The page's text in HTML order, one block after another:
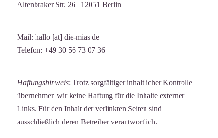
Altenbraker Str. 26 | 12051 Berlin
Mail: hallo [at] die-mias.de
Telefon: +49 30 56 73 07 36
Haftungshinweis: Trotz sorgfältiger inhaltlicher Kontrolle
übernehmen wir keine Haftung für die Inhalte externer
Links. Für den Inhalt der verlinkten Seiten sind
ausschließlich deren Betreiber verantwortlich.